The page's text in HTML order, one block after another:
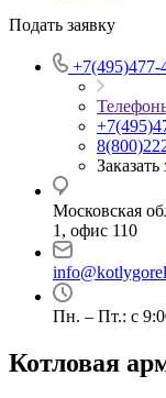
Подать заявку
+7(495)477-
Московская
1, офис 110
Пн. – Пт.: с
Котловая